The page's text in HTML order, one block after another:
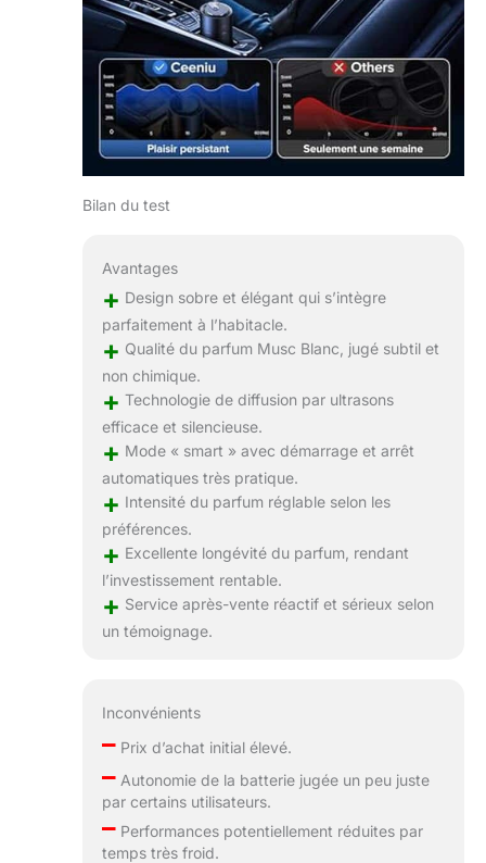
odeurs et
rafraîchissant l'air
à l'intérieur de la
voiture.
【100% Parfum
Naturel - Sûr et
Non Irritant】
diffuseur voiture
Ceeniu provient
de ROBERTET en
des fragrances à
connues telles
que ChaneX et
GuerlaiX. Il a été
certifié par SGS
utilisation sûre
pendant la
grossesse et
parfum ultime.
- Ports de Charge
version améliorée
Bilan du test
Avantages
+ Design sobre et élégant qui s’intègre
parfaitement à l’habitacle.
+ Qualité du parfum Musc Blanc, jugé subtil et
non chimique.
+ Technologie de diffusion par ultrasons
efficace et silencieuse.
+ Mode « smart » avec démarrage et arrêt
automatiques très pratique.
+ Intensité du parfum réglable selon les
préférences.
+ Excellente longévité du parfum, rendant
l’investissement rentable.
+ Service après-vente réactif et sérieux selon
un témoignage.
Inconvénients
–Prix d’achat initial élevé.
–Autonomie de la batterie jugée un peu juste
par certains utilisateurs.
–Performances potentiellement réduites par
temps très froid.